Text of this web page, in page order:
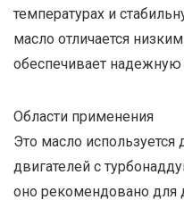
температурах и
масло отличается
обеспечивает надежную
Области применения
Это масло
двигателей с
оно рекомендовано для